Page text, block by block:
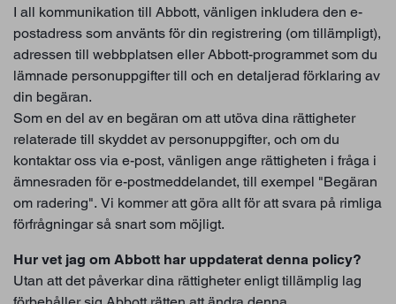
I all kommunikation till Abbott, vänligen inkludera den e-
postadress som använts för din registrering (om tillämpligt),
adressen till webbplatsen eller Abbott-programmet som du
lämnade personuppgifter till och en detaljerad förklaring av
din begäran.
Som en del av en begäran om att utöva dina rättigheter
relaterade till skyddet av personuppgifter, och om du
kontaktar oss via e-post, vänligen ange rättigheten i fråga i
ämnesraden för e-postmeddelandet, till exempel "Begäran
om radering". Vi kommer att göra allt för att svara på rimliga
förfrågningar så snart som möjligt.
Hur vet jag om Abbott har uppdaterat denna policy?
Utan att det påverkar dina rättigheter enligt tillämplig lag